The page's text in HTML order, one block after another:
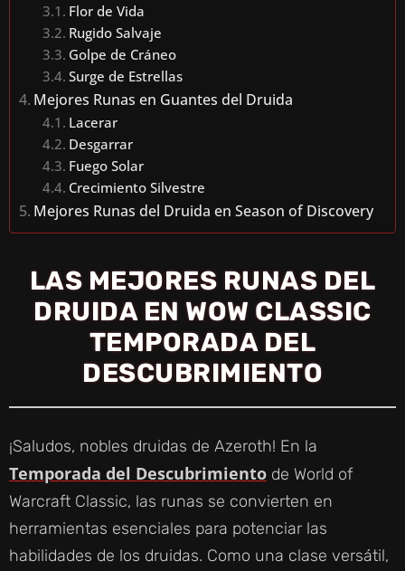
Flor de Vida
Rugido Salvaje
Golpe de Cráneo
Surge de Estrellas
Mejores Runas en Guantes del Druida
Lacerar
Desgarrar
Fuego Solar
Crecimiento Silvestre
Mejores Runas del Druida en Season of Discovery
LAS MEJORES RUNAS DEL
DRUIDA EN WOW CLASSIC
TEMPORADA DEL
DESCUBRIMIENTO
¡Saludos, nobles druidas de Azeroth! En la
Temporada del Descubrimiento de World of
Warcraft Classic, las runas se convierten en
herramientas esenciales para potenciar las
habilidades de los druidas. Como una clase versátil,